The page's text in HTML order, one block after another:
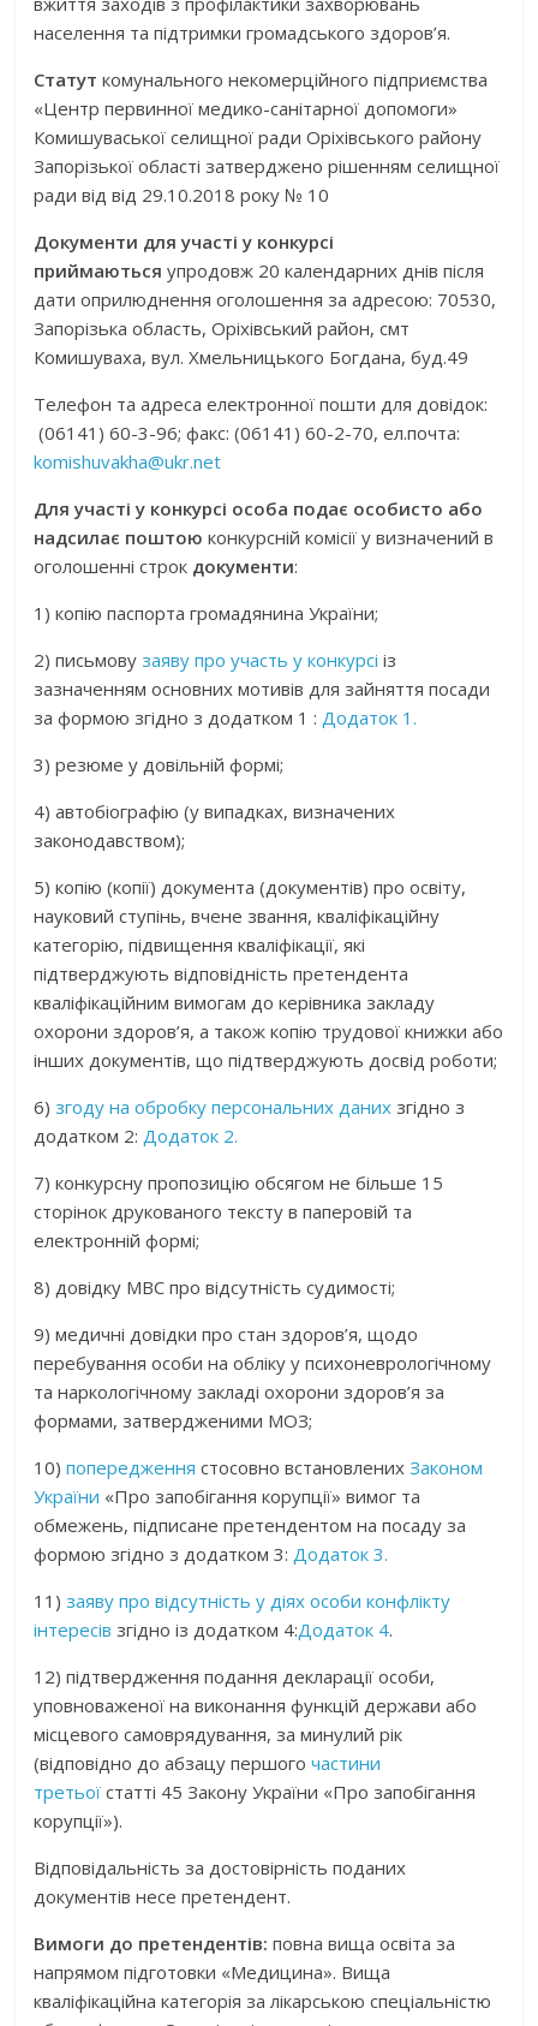
населення та підтримки громадського здоров’я.
Статут комунального некомерційного підприємства
«Центр первинної медико-санітарної допомоги»
Комишуваської селищної ради Оріхівського району
Запорізької області затверджено рішенням селищної
ради від від 29.10.2018 року № 10
Документи для участі у конкурсі
приймаються упродовж 20 календарних днів після
дати оприлюднення оголошення за адресою: 70530,
Запорізька область, Оріхівський район, смт
Комишуваха, вул. Хмельницького Богдана, буд.49
Телефон та адреса електронної пошти для довідок:
(06141) 60-3-96; факс: (06141) 60-2-70, ел.почта:
komishuvakha@ukr.net
Для участі у конкурсі особа подає особисто або
надсилає поштою конкурсній комісії у визначений в
оголошенні строк документи:
1) копію паспорта громадянина України;
2) письмовузаяву про участь у конкурсі із
зазначенням основних мотивів для зайняття посади
за формою згідно з додатком 1 :Додаток 1.
3) резюме у довільній формі;
4) автобіографію (у випадках, визначених
законодавством);
5) копію (копії) документа (документів) про освіту,
науковий ступінь, вчене звання, кваліфікаційну
категорію, підвищення кваліфікації, які
підтверджують відповідність претендента
кваліфікаційним вимогам до керівника закладу
охорони здоров’я, а також копію трудової книжки або
інших документів, що підтверджують досвід роботи;
6)згоду на обробку персональних даних згідно з
додатком 2:Додаток 2.
7) конкурсну пропозицію обсягом не більше 15
сторінок друкованого тексту в паперовій та
електронній формі;
8) довідку МВС про відсутність судимості;
9) медичні довідки про стан здоров’я, щодо
перебування особи на обліку у психоневрологічному
та наркологічному закладі охорони здоров’я за
формами, затвердженими МОЗ;
10)попередження стосовно встановленихЗаконом
України «Про запобігання корупції» вимог та
обмежень, підписане претендентом на посаду за
формою згідно з додатком 3:Додаток 3.
11)заяву про відсутність у діях особи конфлікту
інтересів згідно із додатком 4:Додаток 4.
12) підтвердження подання декларації особи,
уповноваженої на виконання функцій держави або
місцевого самоврядування, за минулий рік
(відповідно до абзацу першогочастини
третьої статті 45 Закону України «Про запобігання
корупції»).
Відповідальність за достовірність поданих
документів несе претендент.
Вимоги до претендентів: повна вища освіта за
напрямом підготовки «Медицина». Вища
кваліфікаційна категорія за лікарською спеціальністю